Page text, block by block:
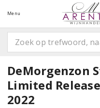
Menu
DeMorgenzon
Limited
2022